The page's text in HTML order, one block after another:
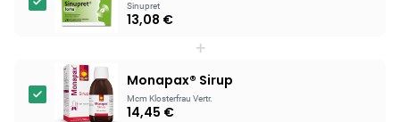
Sinupret
13,08 €
+
Monapax® Sirup
Mcm Klosterfrau Vertr.
14,45 €